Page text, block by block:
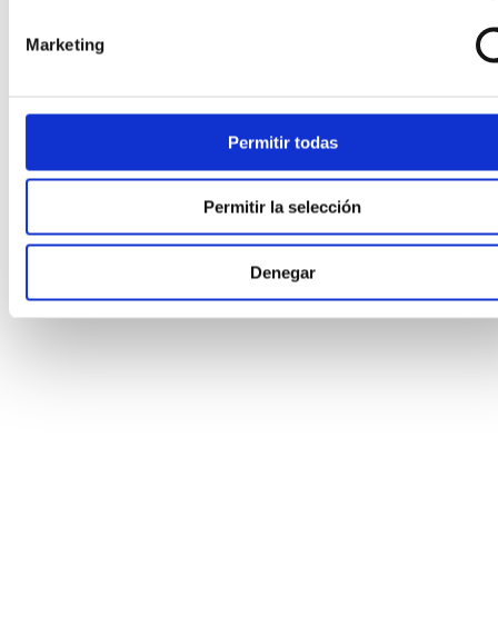
Marketing
Permitir todas
Permitir la selección
Denegar
Venta especial
Joyas